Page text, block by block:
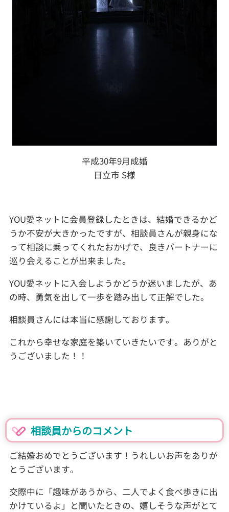
平成30年9月成婚
日立市 S様
YOU愛ネットに会員登録したときは、結婚できるかど
うか不安が大きかったですが、相談員さんが親身にな
って相談に乗ってくれたおかげで、良きパートナーに
巡り会えることが出来ました。
YOU愛ネットに入会しようかどうか迷いましたが、あ
の時、勇気を出して一歩を踏み出して正解でした。
相談員さんには本当に感謝しております。
これから幸せな家庭を築いていきたいです。ありがと
うございました！！
相談員からのコメント
ご結婚おめでとうございます！うれしいお声をありが
とうございます。
交際中に「趣味があうから、二人でよく食べ歩きに出
かけているよ」と聞いたときの、嬉しそうな声がとて